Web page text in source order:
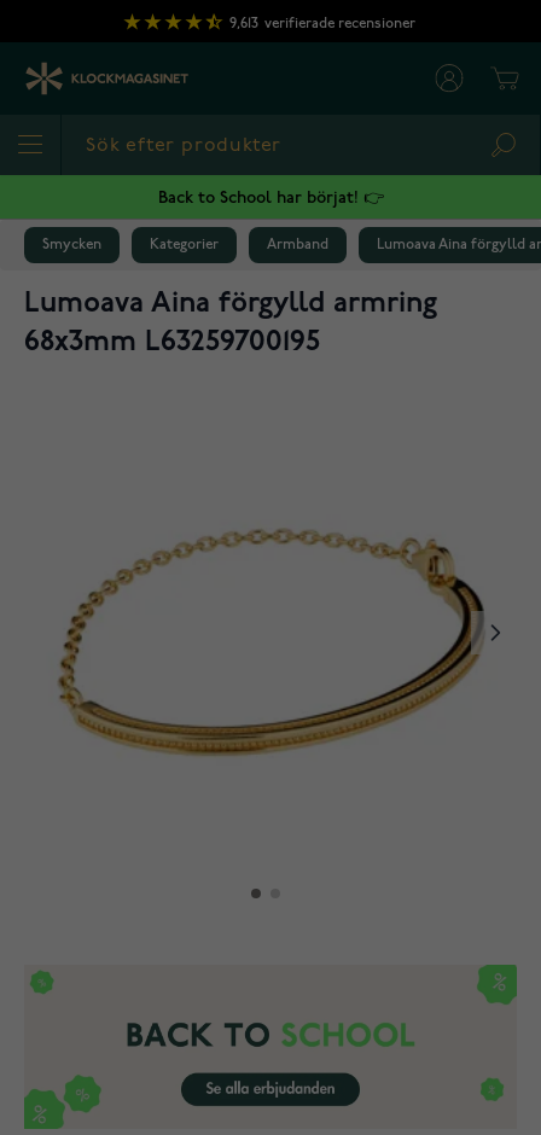
Hoppa till innehållet
9,613 verifierade recensioner
Back to School har börjat! 👉
Smycken Kategorier Armband Lumoava Aina förgylld
Lumoava Aina förgylld armring
68x3mm L63259700195